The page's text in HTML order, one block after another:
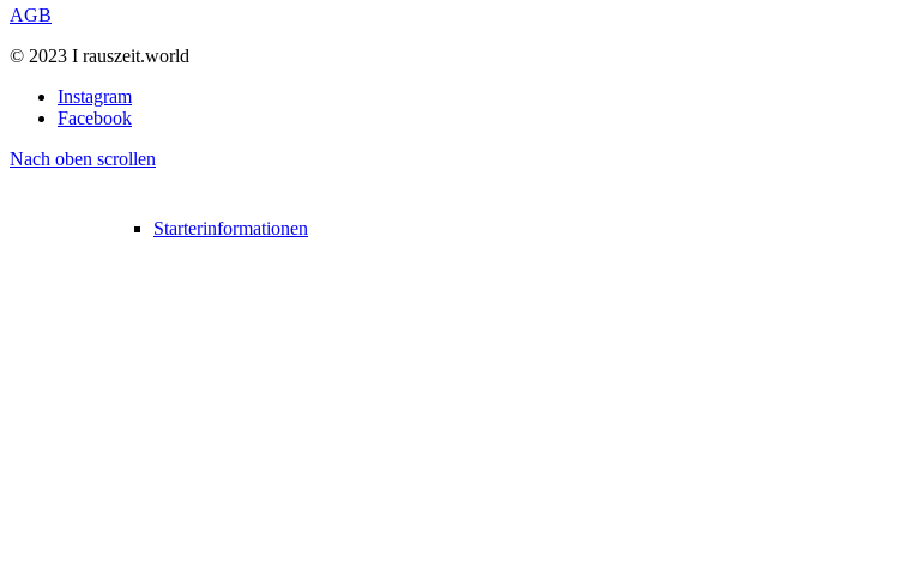
Starterinformationen
AGB
© 2023 I rauszeit.world
Instagram
Facebook
Nach oben scrollen